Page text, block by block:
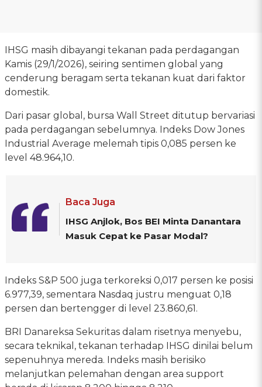
IHSG masih dibayangi tekanan pada perdagangan
Kamis (29/1/2026), seiring sentimen global yang
cenderung beragam serta tekanan kuat dari faktor
domestik.
Dari pasar global, bursa Wall Street ditutup bervariasi
pada perdagangan sebelumnya. Indeks Dow Jones
Industrial Average melemah tipis 0,085 persen ke
level 48.964,10.
Baca Juga
IHSG Anjlok, Bos BEI Minta Danantara
Masuk Cepat ke Pasar Modal?
Indeks S&P 500 juga terkoreksi 0,017 persen ke posisi
6.977,39, sementara Nasdaq justru menguat 0,18
persen dan bertengger di level 23.860,61.
BRI Danareksa Sekuritas dalam risetnya menyebu,
secara teknikal, tekanan terhadap IHSG dinilai belum
sepenuhnya mereda. Indeks masih berisiko
melanjutkan pelemahan dengan area support